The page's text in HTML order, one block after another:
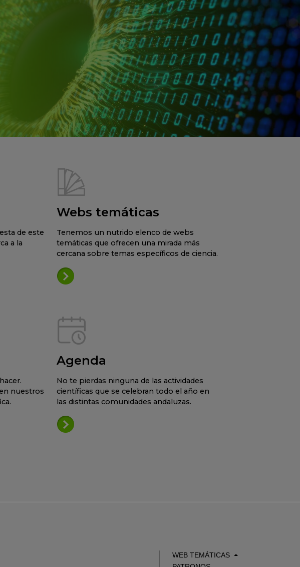
de este
a la
Webs temáticas
Tenemos un nutrido elenco de webs
temáticas que ofrecen una mirada más
cercana sobre temas específicos de ciencia.
nuestros
Agenda
No te pierdas ninguna de las actividades
científicas que se celebran todo el año en
las distintas comunidades andaluzas.
WEB TEMÁTICAS